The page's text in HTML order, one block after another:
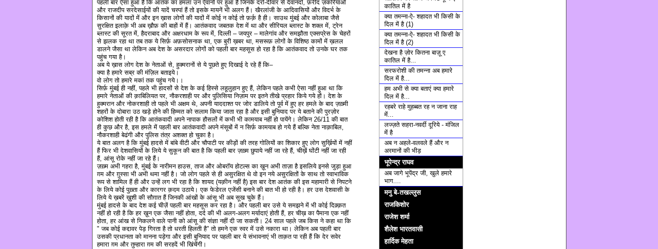
पहली बार ऐसा हुआ है कि आतंक का हमला उन ऐवानों पर हुआ है जिनके दरो-दीवार से देवानंदों, फ़रीद ज़करियाओं
और राजदीप सरदेसाईयों की यादें चस्पां हैं तो इसके मायनें भी अलग हैं। खैरलांजी के आदिवासियों और विदर्भ के
किसानों की यादों में और इन ख़ास लोगों की यादों में कोई न कोई तो फ़र्क़ है ही। साउथ मुंबई और कोलाबा जैसे
सुरक्षित इलाक़े भी अब ख़ौफ़ की बाहों में हैं। आतंकवाद जबतक देश में था और सीरियल ब्लास्ट के शक्ल में, ट्रेन
ब्लास्ट की सूरत में, हैदराबाद और अक्षरधाम के रूप में, दिल्ली – जयपुर – मालेगांव और समझौता एक्सप्रेस के चेहरों
से झलक रहा था तब तक ये सिर्फ़ अफ़सोसनाक था, एक बुरी ख़बर था, मसरूफ़ लोगों के विशिष्ठ कामों में ख़लल
डालने जैसा था लेकिन अब देश के असरदार लोगों को पहली बार महसूस हो रहा है कि आतंकवाद तो उनके घर तक
पहुंच गया है।
अब ये ख़ास लोग देश के नेताओं से, हुक्मरानों से ये पूछते हुए दिखाई दे रहे हैं कि–
क्या है हमारे सब्र की मंज़िल बताइये।
वो लोग तो हमारे मकां तक पहुंच गये।।
सिर्फ़ मुंबई ही नहीं, पहले भी हादसों से देश के कई हिस्से लहूलुहान हुए हैं, लेकिन पहले कभी ऐसा नहीं हुआ था कि
हमारे नेताओं की क़ाबिलियत पर, नौकरशाही पर और पुलिसिया निज़ाम पर इतने तीखे प्रहार किये गये हों। देश के
हुक्मरान और नोकरशाही तो पहले भी अक्षम थे, अपनी याददाश्त पर जोर डालिये तो पूर्व में हुए हर हमले के बाद ज़ख़्मी
शहरों के दोबारा उठ खड़े होने की हिम्मत को सलाम किया जाता रहा है और इसी बुनियाद पर ये बताने की पुरज़ोर
कोशिश होती रही है कि आतंकवादी अपने नापाक हौसलों में कभी भी कामयाब नहीं हो पायेंगे। लेकिन 26/11 की बात
ही कुछ और है, इस हमले में पहली बार आतंकवादी अपने मंसूबों में न सिर्फ़ कामयाब हो गये हैं बल्कि नेता नाक़ाबिल,
नौकरशाही बेढंगी और पुलिस तंत्र अशक्त हो चुका है।
ये बात अलग है कि मुंबई हादसे में बांबे वीटी और चौपाटी पर कीड़ों की तरह गोलियों का शिकार हुए लोग सुर्ख़ियों में नहीं
हैं फिर भी देशवासियों के लिये ये सुकून की बात है कि पहली बार ज़ख़्म छुपाये नहीं जा रहे हैं, चीख़ें घोंटी नहीं जा रही
हैं, आंसू रोके नहीं जा रहे हैं।
ज़ख़्म अभी गहरा है, मुंबई के नारीमन हाउस, ताज और ओबरॉय होटल्स का ख़ून अभी ताज़ा है इसलिये इनसे जुड़ा हुआ
ग़म और ग़ुस्सा भी अभी थमा नहीं है। जो लोग पहले से ही असुरक्षित थे वो इन नये असुरक्षितों के साथ तो स्वाभाविक
रूप से शामिल हैं ही और उन्हें लग भी रहा है कि शायद (यक़ीन नहीं है) इस बार देश आतंक की इस महामारी से निपटने
के लिये कोई पुख़्ता और कारगर क़दम उठाये। एक फेडेरल एजेंसी बनाने की बात भी हो रही है। हर उस देशवासी के
लिये ये ख़बरें ख़ुशी की सौग़ात हैं जिनकी आंखों के आंसू भी अब सूख चुके हैं।
मुंबई हादसे के बाद देश कई चीज़ें पहली बार महसूस कर रहा है। और पहली बार उसे ये समझने में भी कोई दिक़्क़त
नहीं हो रही है कि हर ख़ून एक जैसा नहीं होता, दर्द की भी अलग-अलग मर्यादाएं होती हैं, हर चीख़ का पैमाना एक नहीं
होता, हर आंख से निकलने वाले पानी को आंसू की संज्ञा नहीं दी जा सकती। 24 साल पहले जब किस ने कहा था कि
" जब कोई कद्दावर पेड़ गिरता है तो धरती हिलती है" तो हमने एक स्वर में उसे नकारा था। लेकिन अब पहली बार
उसकी प्रधानता को मानना पड़ेगा और इसी बुनियाद पर पहली बार ये संभावनाएं भी ताक़त पा रही हैं कि देर सवेर
हमारा ग़म और तुम्हारा ग़म की सरहदें भी खिंचेंगी।
कातिल में है
क्या तमन्ना-ऐ- शहादत भी किसी के
दिल में है (1)
क्या तमन्ना-ऐ- शहादत भी किसी के
दिल में है (2)
देखना है ज़ोर कितना बाज़ू ए
कातिल में है...
सरफरोशी की तमन्ना अब हमारे
दिल में है...
हम अभी से क्या बताएं क्या हमारे
दिल में है...
रहबरे राहे मुहब्बत रह न जाना राह
में...
लज्ज़ते सहरा-नवर्दी दूरिये - मंजिल
में है
अब न अहले-वलवले हैं और न
अरमानों की भीड़
भूपेन्द्र राघव
अब जागे भूपेंद्र जी, खुले हमारे
भाग....
मनु बे-तखल्लुस
राजकिशोर
राजेश शर्मा
शैलेश भारतवासी
हार्दिक मेहता